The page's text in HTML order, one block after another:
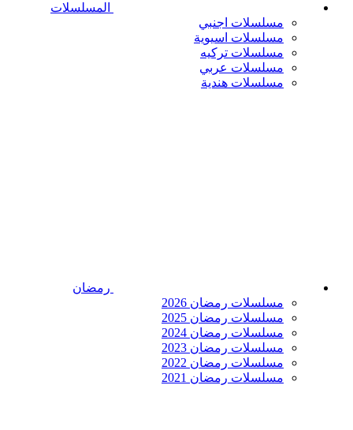
المسلسلات
مسلسلات اجنبي
مسلسلات اسيوية
مسلسلات تركيه
مسلسلات عربي
مسلسلات هندية
رمضان
مسلسلات رمضان 2026
مسلسلات رمضان 2025
مسلسلات رمضان 2024
مسلسلات رمضان 2023
مسلسلات رمضان 2022
مسلسلات رمضان 2021